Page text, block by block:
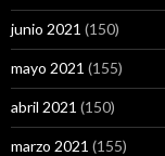
junio 2021 (150)
mayo 2021 (155)
abril 2021 (150)
marzo 2021 (155)